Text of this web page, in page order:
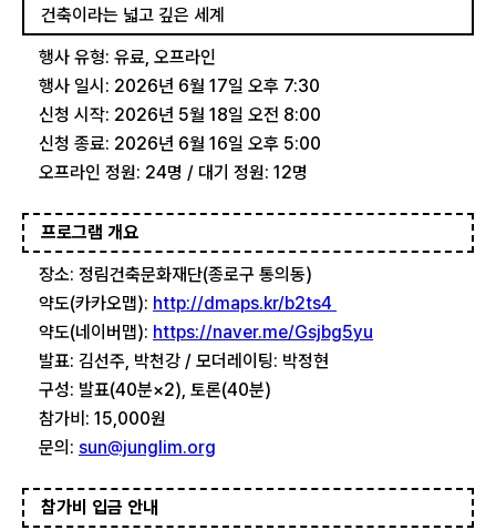
건축이라는 넓고 깊은 세계
행사 유형: 유료, 오프라인
행사 일시: 2026년 6월 17일 오후 7:30
신청 시작: 2026년 5월 18일 오전 8:00
신청 종료: 2026년 6월 16일 오후 5:00
오프라인 정원: 24명 / 대기 정원: 12명
프로그램 개요
장소: 정림건축문화재단(종로구 통의동)
약도(카카오맵): http://dmaps.kr/b2ts4
약도(네이버맵): https://naver.me/Gsjbg5yu
발표: 김선주, 박천강 / 모더레이팅: 박정현
구성: 발표(40분×2), 토론(40분)
참가비: 15,000원
문의: sun@junglim.org
참가비 입금 안내